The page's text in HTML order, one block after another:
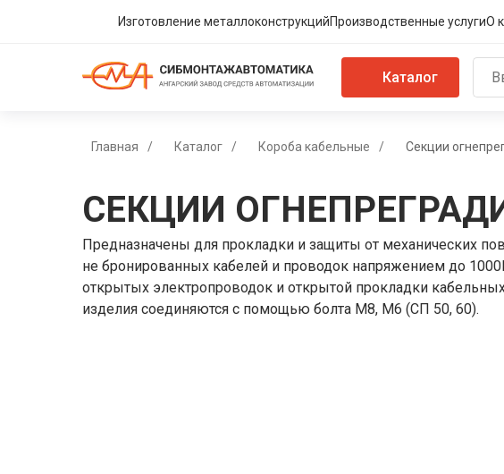
Изготовление металлоконструкцийПроизводственные услугиО
Каталог
Главная / Каталог / Короба кабельные / Секции
СЕКЦИИ
Предназначены для прокладки и защиты от механических
не бронированных кабелей и проводок напряжением до
открытых электропроводок и открытой прокладки
изделия соединяются с помощью болта M8, M6 (СП 50, 60).